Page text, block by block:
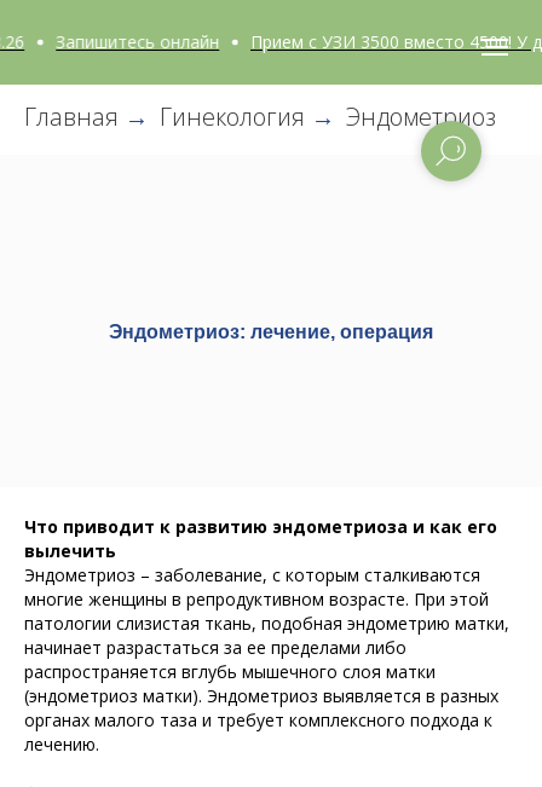
онлайн Прием с УЗИ 3500 вместо 4500! У
Главная → Гинекология → Эндометриоз
Эндометриоз: лечение, операция
Что приводит к развитию эндометриоза и как его
вылечить
Эндометриоз – заболевание, с которым сталкиваются
многие женщины в репродуктивном возрасте. При этой
патологии слизистая ткань, подобная эндометрию матки,
начинает разрастаться за ее пределами либо
распространяется вглубь мышечного слоя матки
(эндометриоз матки). Эндометриоз выявляется в разных
органах малого таза и требует комплексного подхода к
лечению.